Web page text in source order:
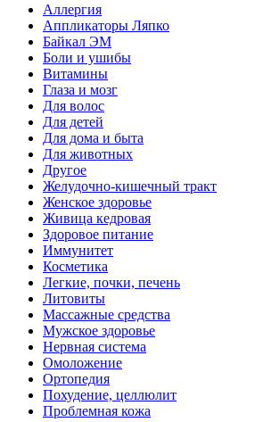
Аллергия
Аппликаторы Ляпко
Байкал ЭМ
Боли и ушибы
Витамины
Глаза и мозг
Для волос
Для детей
Для дома и быта
Для животных
Другое
Желудочно-кишечный тракт
Женское здоровье
Живица кедровая
Здоровое питание
Иммунитет
Косметика
Легкие, почки, печень
Литовиты
Массажные средства
Мужское здоровье
Нервная система
Омоложение
Ортопедия
Похудение, целлюлит
Проблемная кожа